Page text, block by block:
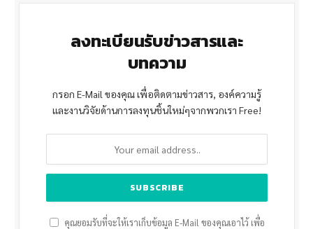
ลงทะเบียนรับข่าวสารและ
บทความ
กรอก E-Mail ของคุณ เพื่อติดตามข่าวสาร, องค์ความรู้
และงานวิจัยด้านการลงทุนชิ้นใหม่ๆจากพวกเรา Free!
คุณยอมรับที่จะให้เราเก็บข้อมูล E-Mail ของคุณเอาไว้ เพื่อ